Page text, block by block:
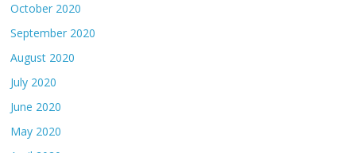
October 2020
September 2020
August 2020
July 2020
June 2020
May 2020